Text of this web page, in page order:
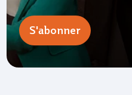
S'abonner